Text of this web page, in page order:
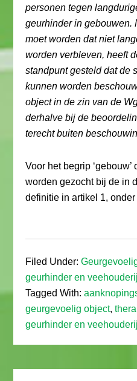
personen tegen
geurhinder in
moet worden dat niet
worden verbleven, heeft
standpunt gesteld dat de
kunnen worden
object in de zin van de
derhalve bij de
terecht buiten
Voor het begrip
worden gezocht bij de in
definitie in artikel 1, onder
Filed Under:
geurhinder en veehouderij
Tagged With:
geurgevoelig object,
geurhinder en veehouderij